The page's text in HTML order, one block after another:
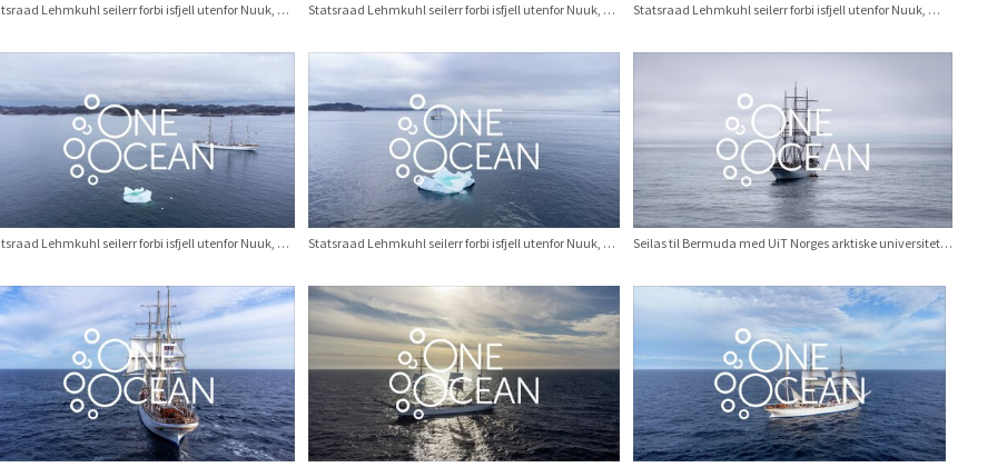
Statsraad Lehmkuhl seilerr forbi isfjell utenfor Nuuk, Grønland. August 2025. Statsraad Lehmkuhl seilerr forbi isfjell utenfor Nuuk, Grønland. August 2025. Statsraad Lehmkuhl seilerr forbi isfjell utenfor Nuuk, Grønland. August 2025.
Statsraad Lehmkuhl seilerr forbi isfjell utenfor Nuuk, Grønland. August 2025. Statsraad Lehmkuhl seilerr forbi isfjell utenfor Nuuk, Grønland. August 2025. Seilas til Bermuda med UiT Norges arktiske universitet: Mannskapet vasker skuteside